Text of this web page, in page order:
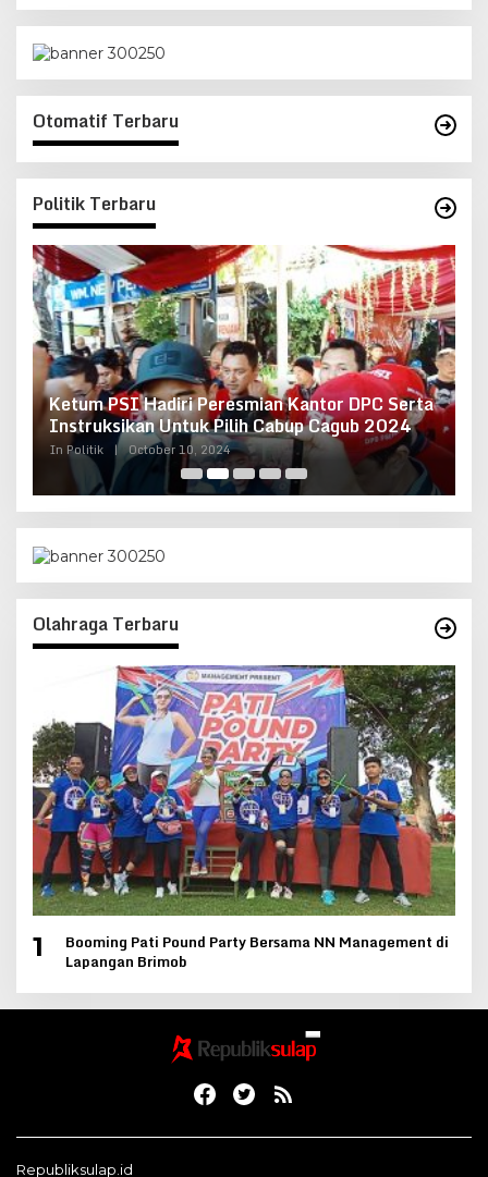
Otomatif Terbaru
Politik Terbaru
Ketum PSI Hadiri Peresmian Kantor DPC Serta
Instruksikan Untuk Pilih Cabup Cagub 2024
In Politik | October 10, 2024
Olahraga Terbaru
1
Booming Pati Pound Party Bersama NN Management di
Lapangan Brimob
Republiksulap.id